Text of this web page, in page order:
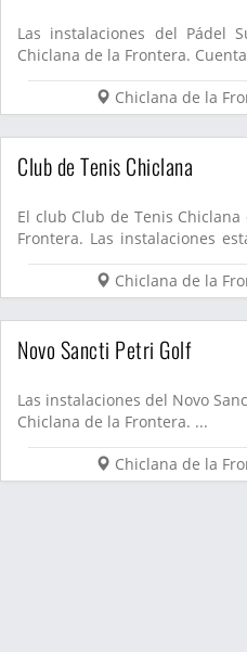
Las instalaciones del Pádel
Chiclana de la Frontera.
Chiclana de la
Club de Tenis Chiclana
El club Club de Tenis
Frontera. Las instalaciones
p...
Chiclana de la
Novo Sancti Petri Golf
Las instalaciones del Novo
Chiclana de la Frontera. ...
Chiclana de la